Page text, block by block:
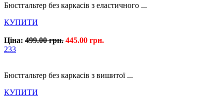
Бюстгальтер без каркасів з еластичного ...
КУПИТИ
Ціна: 499.00 грн. 445.00 грн.
233
Бюстгальтер без каркасів з вишитої ...
КУПИТИ